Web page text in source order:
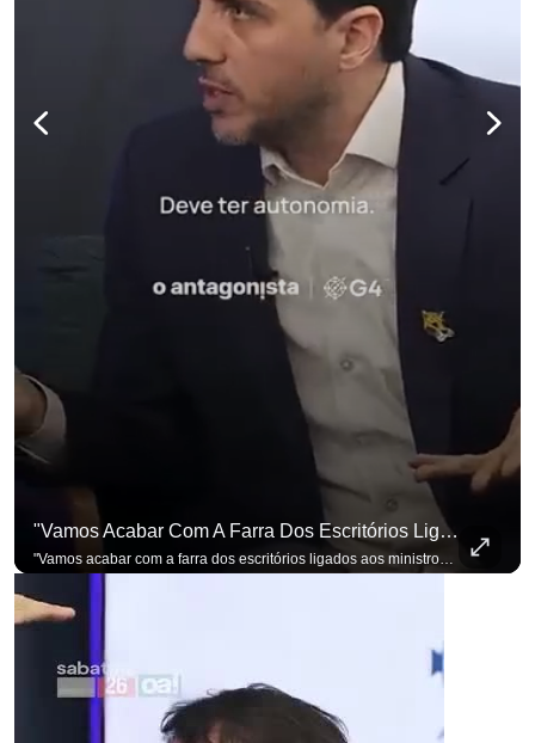
"Vamos Acabar Com A Farra Dos Escritórios Ligados Aos Ministros Do STF"
para não perder nenhuma atualização! Ouça O Antagonista nos principais